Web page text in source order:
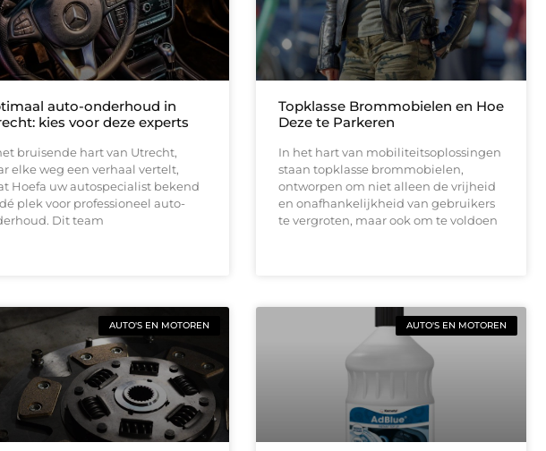
auto-onderhoud in
kies voor deze experts
bruisende hart van Utrecht,
elke weg een verhaal vertelt,
Hoefa uw autospecialist bekend
plek voor professioneel auto-
Dit team
Topklasse Brommobielen en Hoe
Deze te Parkeren
In het hart van mobiliteitsoplossingen
staan topklasse brommobielen,
ontworpen om niet alleen de vrijheid
en onafhankelijkheid van gebruikers
te vergroten, maar ook om te voldoen
AUTO'S EN MOTOREN AUTO'S EN MOTOREN